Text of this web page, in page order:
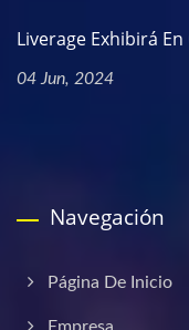
Liverage Exhibirá
04 Jun, 2024
Navegación
Página De Inicio